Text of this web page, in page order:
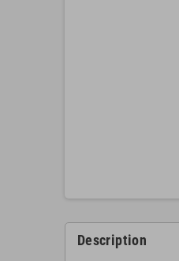
Description